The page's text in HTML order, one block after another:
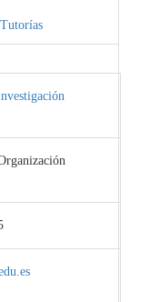
Tutorías